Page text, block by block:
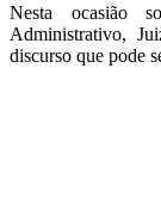
Nesta ocasião
Administrativo,
discurso que pode